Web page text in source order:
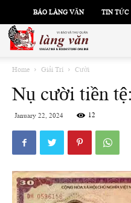
BÁO LÀNG VĂN TIN TỨC
Home Giải Trí Cười
Nụ cười tiền
January 22, 2024 12